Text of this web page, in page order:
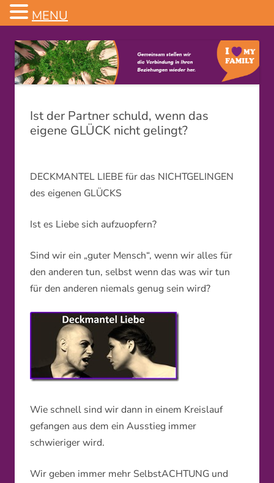
Ist der Partner schuld, wenn das
eigene GLÜCK nicht gelingt?
DECKMANTEL LIEBE für das NICHTGELINGEN
des eigenen GLÜCKS
Ist es Liebe sich aufzuopfern?
Sind wir ein „guter Mensch“, wenn wir alles für
den anderen tun, selbst wenn das was wir tun
für den anderen niemals genug sein wird?
Wie schnell sind wir dann in einem Kreislauf
gefangen aus dem ein Ausstieg immer
schwieriger wird.
Wir geben immer mehr SelbstACHTUNG und
MENU